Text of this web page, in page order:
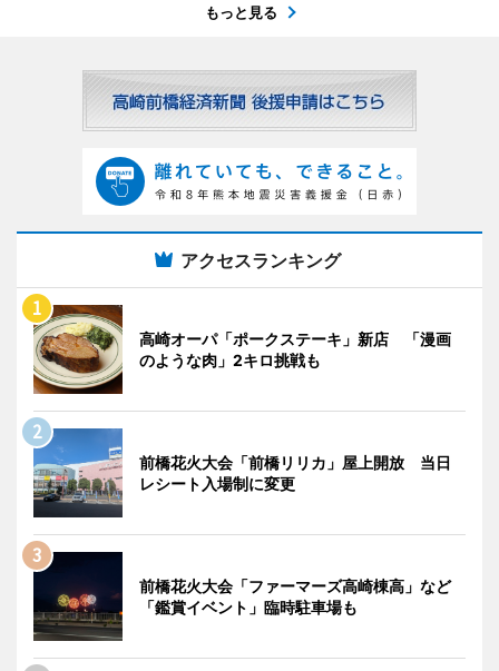
もっと見る
アクセスランキング
高崎オーパ「ポークステーキ」新店 「漫画
のような肉」2キロ挑戦も
前橋花火大会「前橋リリカ」屋上開放 当日
レシート入場制に変更
前橋花火大会「ファーマーズ高崎棟高」など
「鑑賞イベント」臨時駐車場も